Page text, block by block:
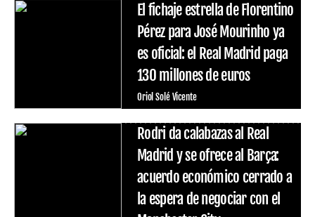
El fichaje estrella de Florentino
Pérez para José Mourinho ya
es oficial: el Real Madrid paga
130 millones de euros
Oriol Solé Vicente
Rodri da calabazas al Real
Madrid y se ofrece al Barça:
acuerdo económico cerrado a
la espera de negociar con el